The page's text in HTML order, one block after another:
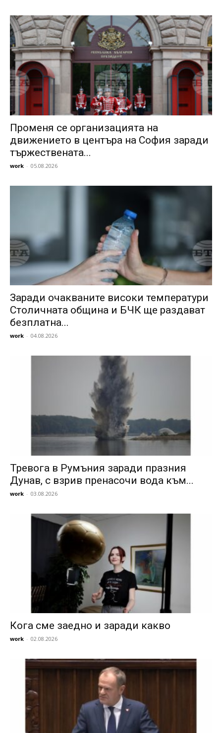
Променя се организацията на
движението в центъра на София заради
тържествената...
work - 05.08.2026
Заради очакваните високи температури
Столичната община и БЧК ще раздават
безплатна...
work - 04.08.2026
Тревога в Румъния заради празния
Дунав, с взрив пренасочи вода към...
work - 03.08.2026
Кога сме заедно и заради какво
work - 02.08.2026